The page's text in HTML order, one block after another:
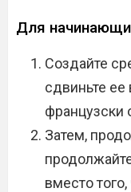
Для
Создайте
сдвиньте ее
французски
Затем,
вместо